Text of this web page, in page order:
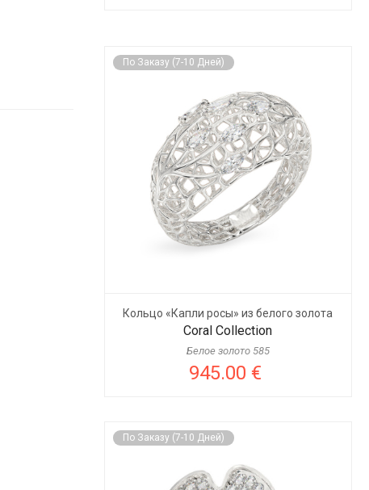
По Заказу (7-10 Дней)
Кольцо «Капли росы» из белого золота
Coral Collection
Белое золото 585
945.00 €
По Заказу (7-10 Дней)